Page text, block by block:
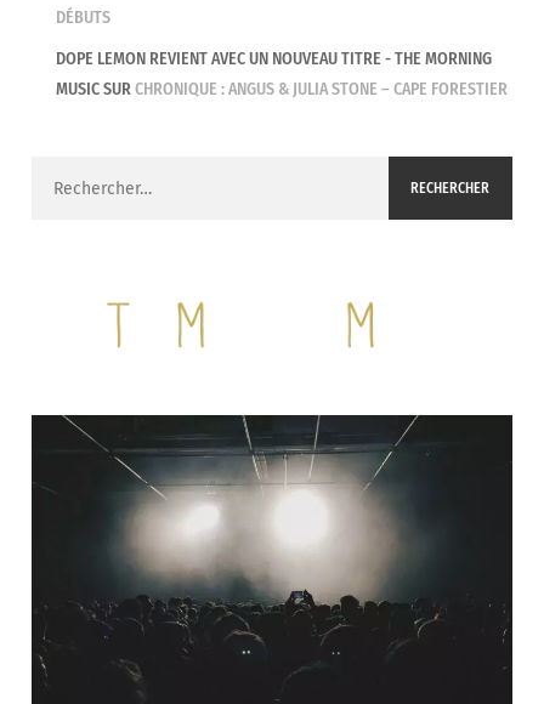
DÉBUTS
DOPE LEMON REVIENT AVEC UN NOUVEAU TITRE - THE MORNING
MUSICSURCHRONIQUE : ANGUS & JULIA STONE – CAPE FORESTIER